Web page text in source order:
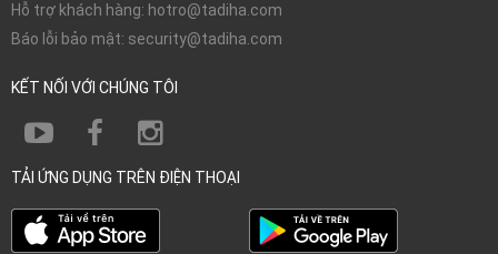
Hỗ trợ khách hàng: hotro@tadiha.com
Báo lỗi bảo mật: security@tadiha.com
KẾT NỐI VỚI CHÚNG TÔI
TẢI ỨNG DỤNG TRÊN ĐIỆN THOẠI